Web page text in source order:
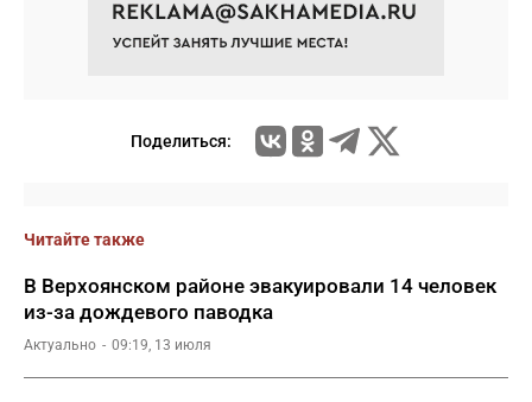
Поделиться:
Читайте также
В Верхоянском районе эвакуировали 14 человек
из-за дождевого паводка
Актуально 09:19, 13 июля